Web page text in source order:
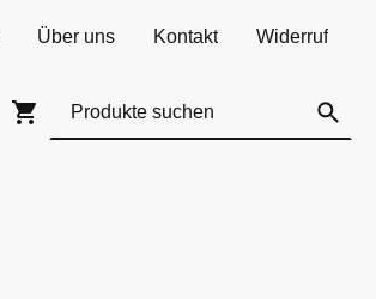
Über uns Kontakt Widerruf